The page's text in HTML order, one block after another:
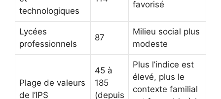
technologiques
favorisé
Lycées
professionnels
87
Milieu social plus
modeste
Plage de valeurs
de l’IPS
45 à
185
(depuis
Plus l’indice est
élevé, plus le
contexte familial